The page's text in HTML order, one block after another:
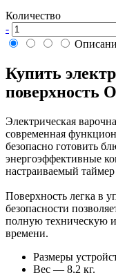
Количество
-
Купить
поверхность
Электрическая
современная
безопасно готовить
энергоэффективные
настраиваемый
Поверхность легка в
безопасности
полную техническую
времени.
Размеры
Вес — 8,2 кг.